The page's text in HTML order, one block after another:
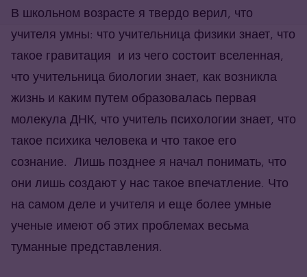
В школьном возрасте я твердо верил, что
учителя умны: что учительница физики знает, что
такое гравитация и из чего состоит вселенная,
что учительница биологии знает, как возникла
жизнь и каким путем образовалась первая
молекула ДНК, что учитель психологии знает, что
такое психика человека и что такое его
сознание. Лишь позднее я начал понимать, что
они лишь создают у нас такое впечатление. Что
на самом деле и учителя и еще более умные
ученые имеют об этих проблемах весьма
туманные представления.